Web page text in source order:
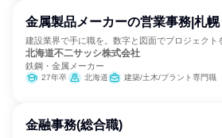
金属製品メーカーの営業事務|札幌
建設業界で手に職を。数字と図面でプロジェクト
北海道不二サッシ株式会社
鉄鋼・金属メーカー
27年卒 北海道 建築/土木/プラント専門職
金融事務(総合職)